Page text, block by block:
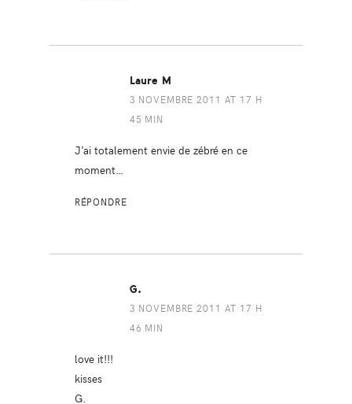
Laure M
3 NOVEMBRE 2011 AT 17 H
45 MIN
J’ai totalement envie de zébré en ce
moment…
RÉPONDRE
G.
3 NOVEMBRE 2011 AT 17 H
46 MIN
love it!!!
kisses
G.